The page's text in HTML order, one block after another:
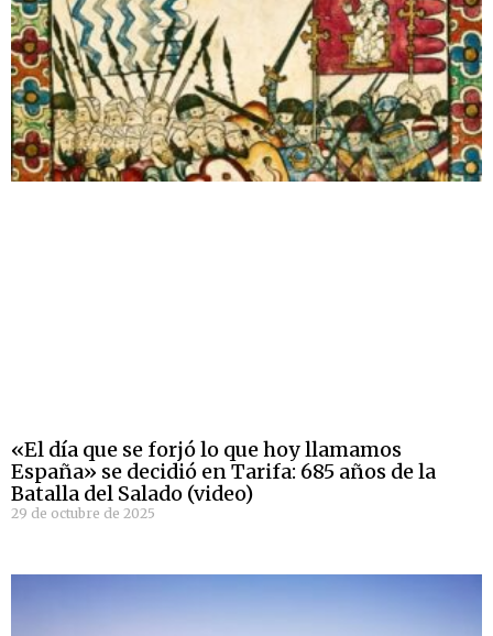
«El día que se forjó lo que hoy llamamos
España» se decidió en Tarifa: 685 años de la
Batalla del Salado (video)
29 de octubre de 2025